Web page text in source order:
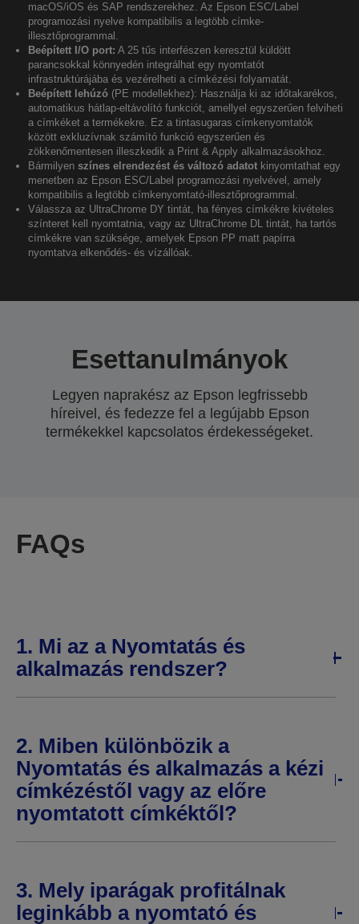
macOS/iOS és SAP rendszerekhez. Az Epson ESC/Label
programozási nyelve kompatibilis a legtöbb címke-
illesztőprogrammal.
Beépített I/O port: A 25 tűs interfészen keresztül küldött
parancsokkal könnyedén integrálhat egy nyomtatót
infrastruktúrájába és vezérelheti a címkézési folyamatát.
Beépített lehúzó (PE modellekhez): Használja ki az időtakarékos,
automatikus hátlap-eltávolító funkciót, amellyel egyszerűen felviheti
a címkéket a termékekre. Ez a tintasugaras címkenyomtatók
között exkluzívnak számító funkció egyszerűen és
zökkenőmentesen illeszkedik a Print & Apply alkalmazásokhoz.
Bármilyen színes elrendezést és változó adatot kinyomtathat egy
menetben az Epson ESC/Label programozási nyelvével, amely
kompatibilis a legtöbb címkenyomtató-illesztőprogrammal.
Válassza az UltraChrome DY tintát, ha fényes címkékre kivételes
színteret kell nyomtatnia, vagy az UltraChrome DL tintát, ha tartós
címkékre van szüksége, amelyek Epson PP matt papírra
nyomtatva elkenődés- és vízállóak.
Esettanulmányok
Legyen naprakész az Epson legfrissebb
híreivel, és fedezze fel a legújabb Epson
termékekkel kapcsolatos érdekességeket.
FAQs
1. Mi az a Nyomtatás és
alkalmazás rendszer?
2. Miben különbözik a
Nyomtatás és alkalmazás a kézi
címkézéstől vagy az előre
nyomtatott címkéktől?
3. Mely iparágak profitálnak
leginkább a nyomtató és